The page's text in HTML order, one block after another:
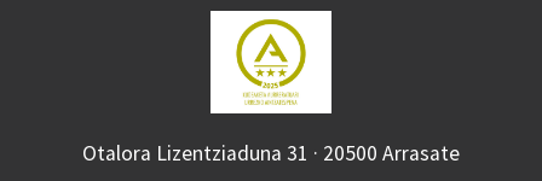
Otalora Lizentziaduna 31 · 20500 Arrasate